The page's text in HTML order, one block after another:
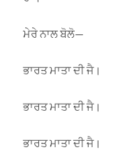
ਮੇਰੇ ਨਾਲ ਬੋਲੋ—
ਭਾਰਤ ਮਾਤਾ ਦੀ ਜੈ।
ਭਾਰਤ ਮਾਤਾ ਦੀ ਜੈ।
ਭਾਰਤ ਮਾਤਾ ਦੀ ਜੈ।